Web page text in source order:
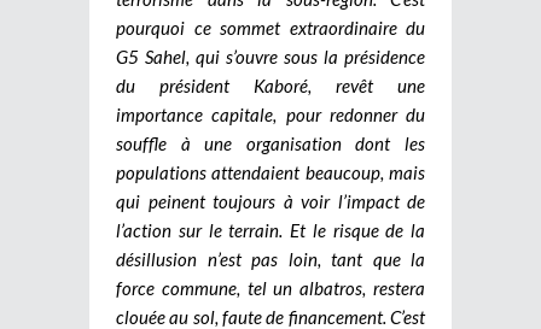
pourquoi ce sommet extraordinaire du
G5 Sahel, qui s’ouvre sous la présidence
du président Kaboré, revêt une
importance capitale, pour redonner du
souffle à une organisation dont les
populations attendaient beaucoup, mais
qui peinent toujours à voir l’impact de
l’action sur le terrain. Et le risque de la
désillusion n’est pas loin, tant que la
force commune, tel un albatros, restera
clouée au sol, faute de financement. C’est